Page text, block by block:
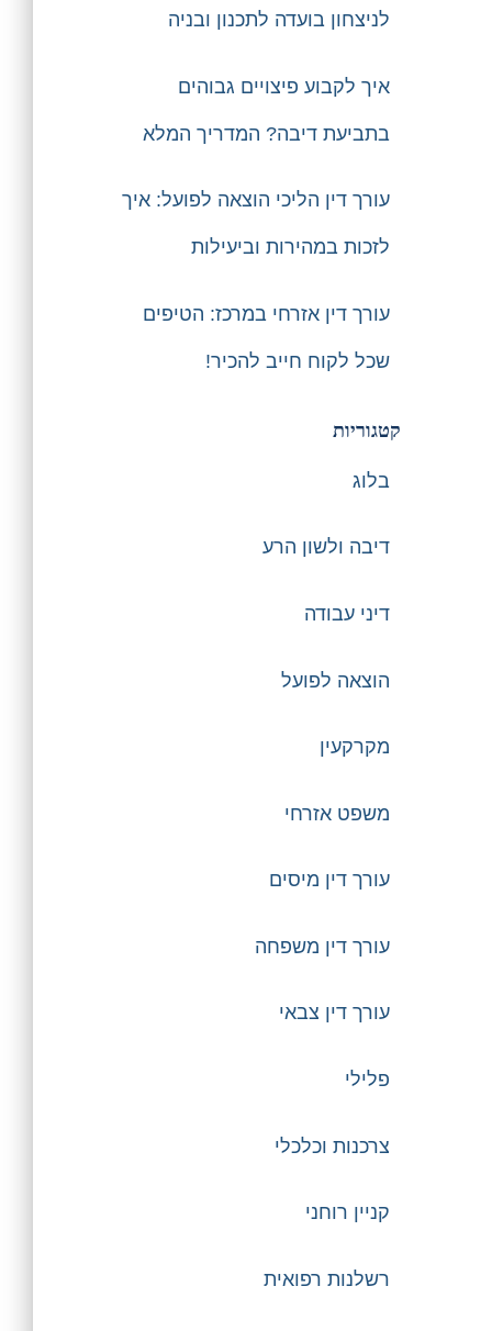
לניצחון בועדה לתכנון ובניה
איך לקבוע פיצויים גבוהים
בתביעת דיבה? המדריך המלא
עורך דין הליכי הוצאה לפועל: איך
לזכות במהירות וביעילות
עורך דין אזרחי במרכז: הטיפים
שכל לקוח חייב להכיר!
קטגוריות
בלוג
דיבה ולשון הרע
דיני עבודה
הוצאה לפועל
מקרקעין
משפט אזרחי
עורך דין מיסים
עורך דין משפחה
עורך דין צבאי
פלילי
צרכנות וכלכלי
קניין רוחני
רשלנות רפואית